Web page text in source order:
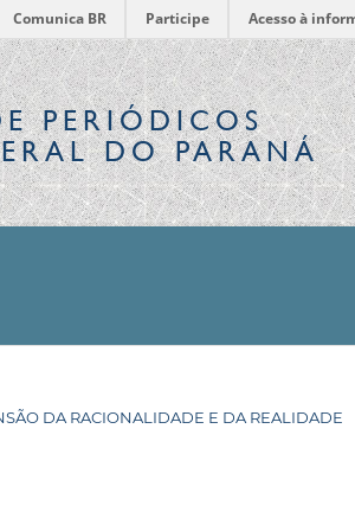
Comunica BR Participe Acesso à
PERIÓDICOS
DO PARANÁ
DA RACIONALIDADE E DA REALIDADE